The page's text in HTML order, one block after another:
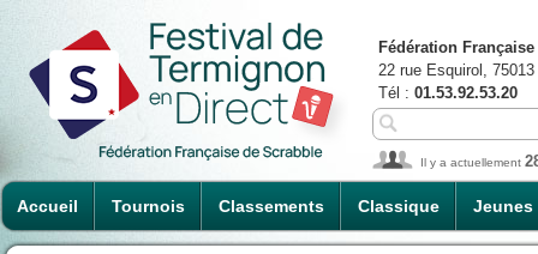
Accueil Tournois Classements Classique Jeunes
Fédération
22 rue Esquirol,
Tél : 01.53.92.53.20
Il y a actuellement